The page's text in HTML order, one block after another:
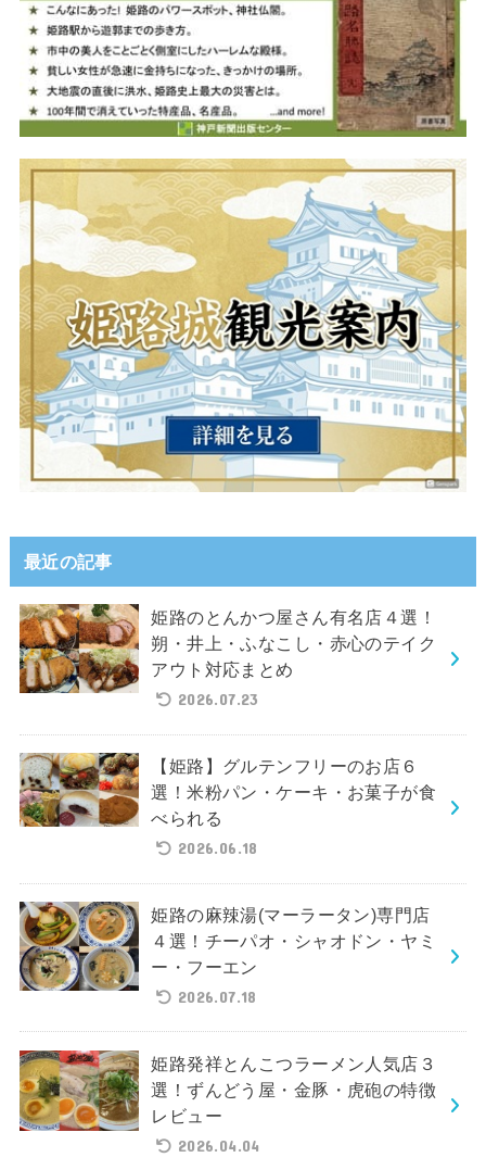
最近の記事
姫路のとんかつ屋さん有名店４選！
朔・井上・ふなこし・赤心のテイク
アウト対応まとめ
2026.07.23
【姫路】グルテンフリーのお店６
選！米粉パン・ケーキ・お菓子が食
べられる
2026.06.18
姫路の麻辣湯(マーラータン)専門店
４選！チーパオ・シャオドン・ヤミ
ー・フーエン
2026.07.18
姫路発祥とんこつラーメン人気店３
選！ずんどう屋・金豚・虎砲の特徴
レビュー
2026.04.04